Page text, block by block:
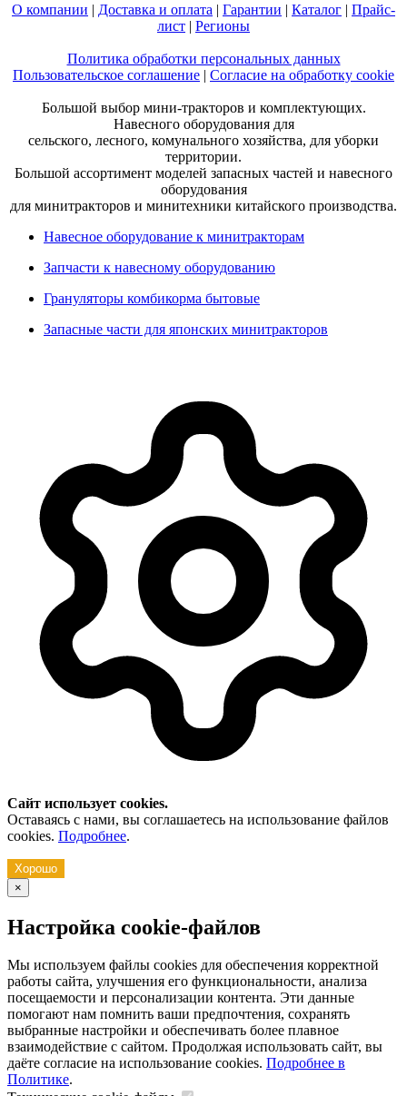
О компании | Доставка и оплата | Гарантии | Каталог | Прайс-
лист | Регионы
Политика обработки персональных данных
Пользовательское соглашение | Согласие на обработку cookie
Большой выбор мини-тракторов и комплектующих.
Навесного оборудования для
сельского, лесного, комунального хозяйства, для уборки
территории.
Большой ассортимент моделей запасных частей и навесного
оборудования
для минитракторов и минитехники китайского производства.
Навесное оборудование к минитракторам
Запчасти к навесному оборудованию
Грануляторы комбикорма бытовые
Запасные части для японских минитракторов
Сайт использует cookies.
Оставаясь с нами, вы соглашаетесь на использование файлов
cookies. Подробнее.
Хорошо
×
Настройка cookie-файлов
Мы используем файлы cookies для обеспечения корректной
работы сайта, улучшения его функциональности, анализа
посещаемости и персонализации контента. Эти данные
помогают нам помнить ваши предпочтения, сохранять
выбранные настройки и обеспечивать более плавное
взаимодействие с сайтом. Продолжая использовать сайт, вы
даёте согласие на использование cookies. Подробнее в
Политике.